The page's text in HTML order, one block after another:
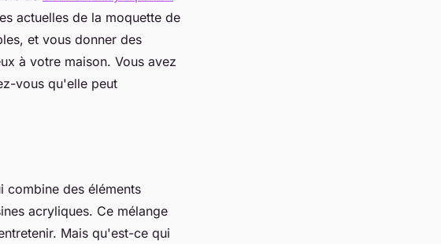
actuelles de la moquette de
et vous donner des
à votre maison. Vous avez
vous qu'elle peut
combine des éléments
acryliques. Ce mélange
Mais qu'est-ce qui